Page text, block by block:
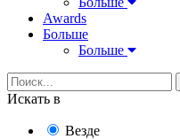
Awards
Больше
Больше
Искать в
Везде